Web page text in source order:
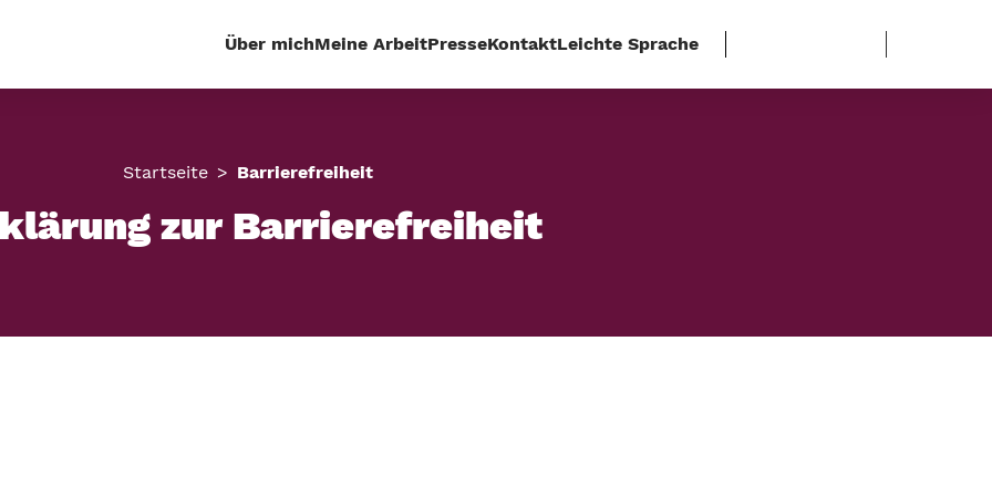
Über michMeine ArbeitPresseKontaktLeichte Sprache
Startseite Barrierefreiheit
zur Barrierefreiheit